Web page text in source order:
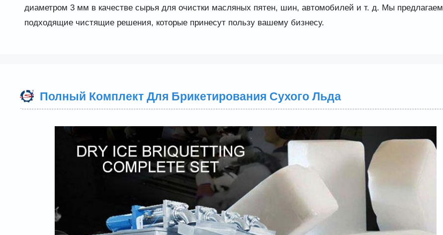
диаметром 3 мм в качестве сырья для очистки масляных пятен, шин, автомобилей и т. д. Мы предлагаем
подходящие чистящие решения, которые принесут пользу вашему бизнесу.
Полный Комплект Для Брикетирования Сухого Льда